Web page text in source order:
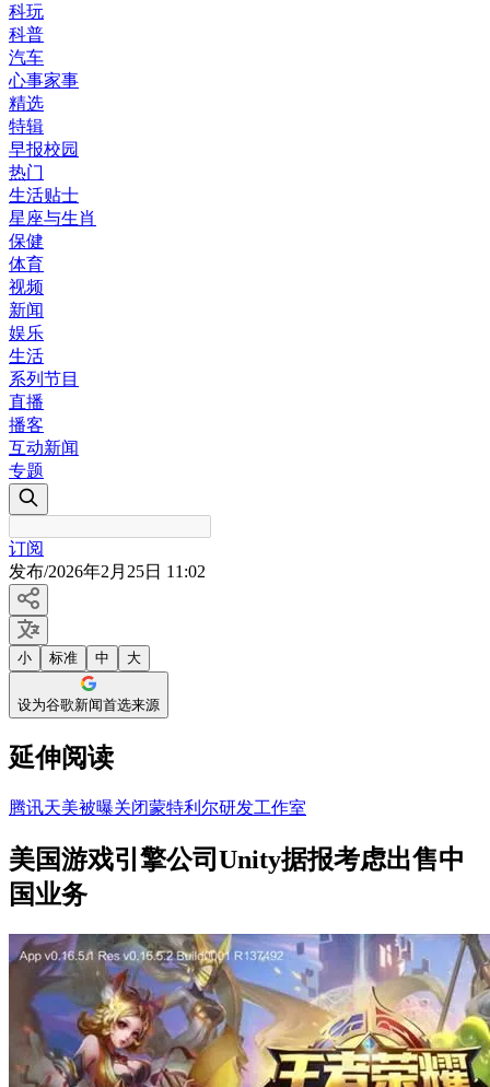
科玩
科普
汽车
心事家事
精选
特辑
早报校园
热门
生活贴士
星座与生肖
保健
体育
视频
新闻
娱乐
生活
系列节目
直播
播客
互动新闻
专题
订阅
发布/2026年2月25日 11:02
小 标准 中 大
设为谷歌新闻首选来源
延伸阅读
腾讯天美被曝关闭蒙特利尔研发工作室
美国游戏引擎公司Unity据报考虑出售中
国业务